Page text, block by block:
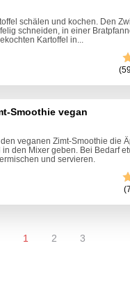
schälen und kochen. Den
schneiden, in einer
Kartoffel in...
Smoothie vegan
den veganen Zimt-Smoothie die
in den Mixer geben. Bei Bedarf
und servieren.
1 2 3